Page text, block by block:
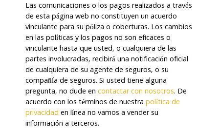
Las comunicaciones o los pagos realizados a través
de esta página web no constituyen un acuerdo
vinculante para su póliza o coberturas. Los cambios
en las políticas y los pagos no son eficaces o
vinculante hasta que usted, o cualquiera de las
partes involucradas, recibirá una notificación oficial
de cualquiera de su agente de seguros, o su
compañía de seguros. Si usted tiene alguna
pregunta, no dude en contactar con nosotros. De
acuerdo con los términos de nuestra política de
privacidad en línea no vamos a vender su
información a terceros.